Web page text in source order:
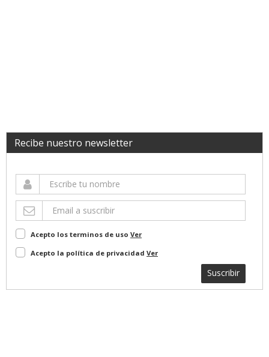
Recibe nuestro newsletter
Acepto los terminos de uso Ver
Acepto la política de privacidad Ver
Suscribir